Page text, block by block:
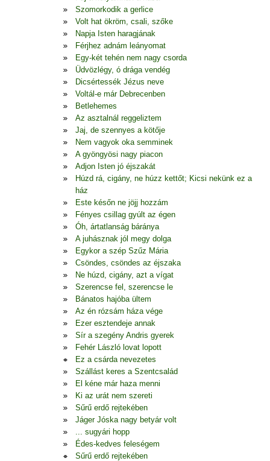
Szomorkodik a gerlice
Volt hat ökröm, csali, szőke
Napja Isten haragjának
Férjhez adnám leányomat
Egy-két tehén nem nagy csorda
Üdvözlégy, ó drága vendég
Dicsértessék Jézus neve
Voltál-e már Debrecenben
Betlehemes
Az asztalnál reggeliztem
Jaj, de szennyes a kötője
Nem vagyok oka semminek
A gyöngyösi nagy piacon
Adjon Isten jó éjszakát
Húzd rá, cigány, ne húzz kettőt; Kicsi nekünk ez a
ház
Este későn ne jöjj hozzám
Fényes csillag gyúlt az égen
Óh, ártatlanság báránya
A juhásznak jól megy dolga
Egykor a szép Szűz Mária
Csöndes, csöndes az éjszaka
Ne húzd, cigány, azt a vígat
Szerencse fel, szerencse le
Bánatos hajóba ültem
Az én rózsám háza vége
Ezer esztendeje annak
Sír a szegény Andris gyerek
Fehér László lovat lopott
Ez a csárda nevezetes
Szállást keres a Szentcsalád
El kéne már haza menni
Ki az urát nem szereti
Sűrű erdő rejtekében
Jáger Jóska nagy betyár volt
... sugyári hopp
Édes-kedves feleségem
Sűrű erdő rejtekében